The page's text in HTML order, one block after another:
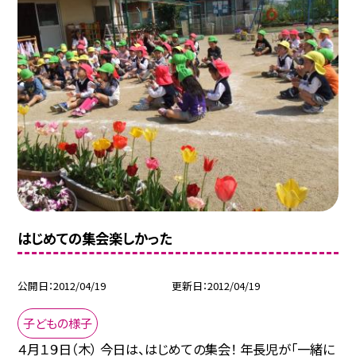
はじめての集会楽しかった
公開日 2012/04/19 更新日 2012/04/19
子どもの様子
４月１９日（木） 今日は、はじめての集会！ 年長児が「一緒に